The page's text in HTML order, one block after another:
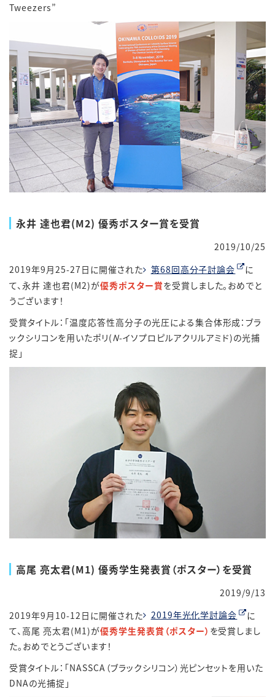
Tweezers”
永井 達也君(M2) 優秀ポスター賞を受賞
2019/10/25
2019年9月25-27日に開催された
第68回高分子討論会
に
て、永井 達也君(M2)が優秀ポスター賞を受賞しました。おめでと
うございます！
受賞タイトル：「温度応答性高分子の光圧による集合体形成：ブラ
ックシリコンを用いたポリ(N-イソプロピルアクリルアミド)の光捕
捉」
高尾 亮太君(M1) 優秀学生発表賞（ポスター）を受賞
2019/9/13
2019年9月10-12日に開催された
2019年光化学討論会
に
て、高尾 亮太君(M1)が優秀学生発表賞（ポスター） を受賞しまし
た。おめでとうございます！
受賞タイトル：「NASSCA（ブラックシリコン）光ピンセットを用いた
DNAの光捕捉」